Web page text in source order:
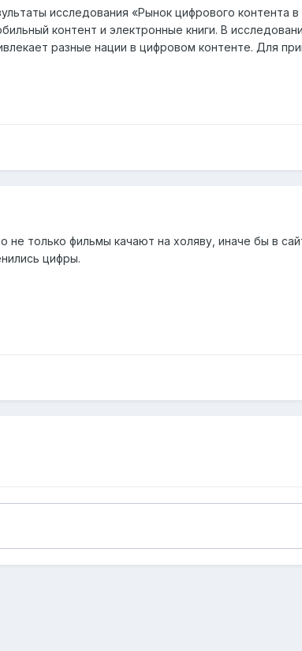
исследования «Рынок цифрового контента
контент и электронные книги. В
разные нации в цифровом контенте. Для
только фильмы качают на холяву, иначе бы в
цифры.